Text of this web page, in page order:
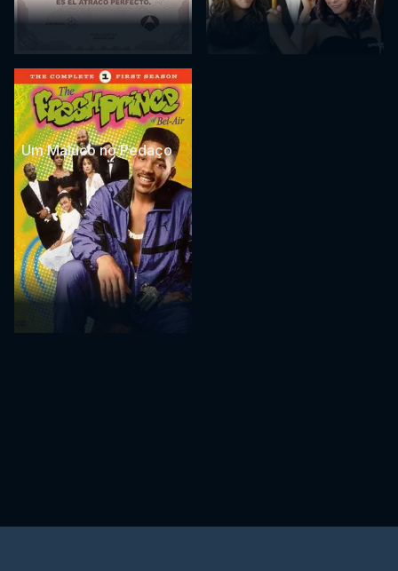
Um Maluco no Pedaço